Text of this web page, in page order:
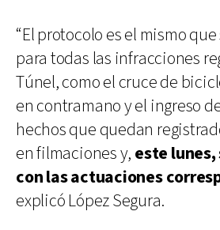
“El protocolo es el mismo
para todas las infracciones
Túnel, como el cruce de
en contramano y el ingreso
hechos que quedan
en filmaciones y, este
con las actuaciones
explicó López Segura.